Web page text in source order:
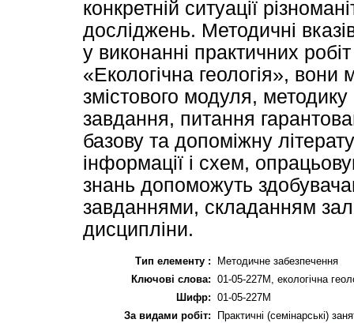
конкретній ситуації
досліджень. Методичні
у виконанні практичних
«Екологічна геологія», вони
змістового модуля,
завдання, питання
базову та допоміжну
інформації і схем,
знань допоможуть
завданнями, складанням
дисципліни.
Тип елементу :
Методичне забезпечення
Ключові слова: 01-05-227М, екологічна
Шифр: 01-05-227М
За видами робіт:
Практичні (семінарські)